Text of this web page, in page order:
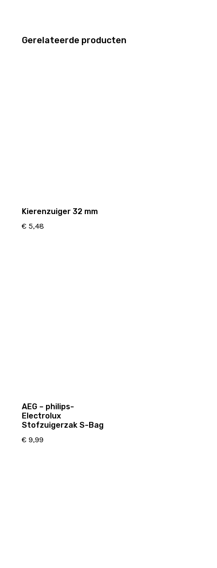
Gerelateerde producten
Kierenzuiger 32 mm
€ 5,48
AEG – philips-
Electrolux
Stofzuigerzak S-Bag
€ 9,99